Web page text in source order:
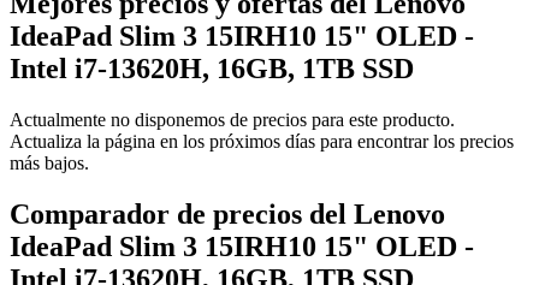
IdeaPad Slim 3 15IRH10 15" OLED -
Intel i7-13620H, 16GB, 1TB SSD
Actualmente no disponemos de precios para este producto.
Actualiza la página en los próximos días para encontrar los precios
más bajos.
Comparador de precios del Lenovo
IdeaPad Slim 3 15IRH10 15" OLED -
Intel i7-13620H, 16GB, 1TB SSD